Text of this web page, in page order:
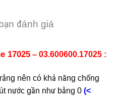
đánh giá
17025 – 03.600600.17025 :
nên có khả năng chống
nước gần như bằng 0 (<